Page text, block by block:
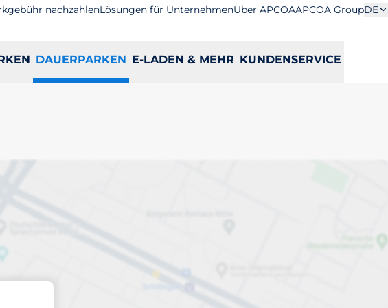
nachzahlenLösungen für UnternehmenÜber APCOAAPCOA GroupDE
DAUERPARKEN E-LADEN & MEHR KUNDENSERVICE